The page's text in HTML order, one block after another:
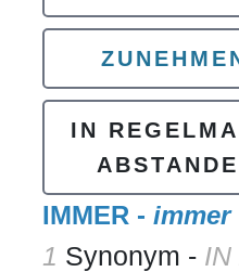
IN
IMMER - immer
1 Synonym - IN